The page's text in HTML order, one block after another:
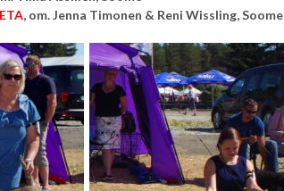
, om.Jenna Timonen & Reni Wissling, Soome